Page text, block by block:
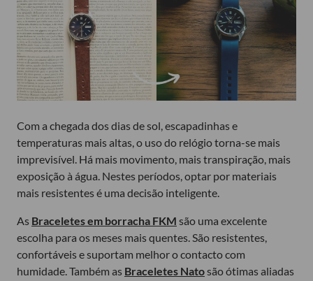
Com a chegada dos dias de sol, escapadinhas e
temperaturas mais altas, o uso do relógio torna-se mais
imprevisível. Há mais movimento, mais transpiração, mais
exposição à água. Nestes períodos, optar por materiais
mais resistentes é uma decisão inteligente.
As Braceletes em borracha FKM são uma excelente
escolha para os meses mais quentes. São resistentes,
confortáveis e suportam melhor o contacto com
humidade. Também as Braceletes Natosão ótimas aliadas